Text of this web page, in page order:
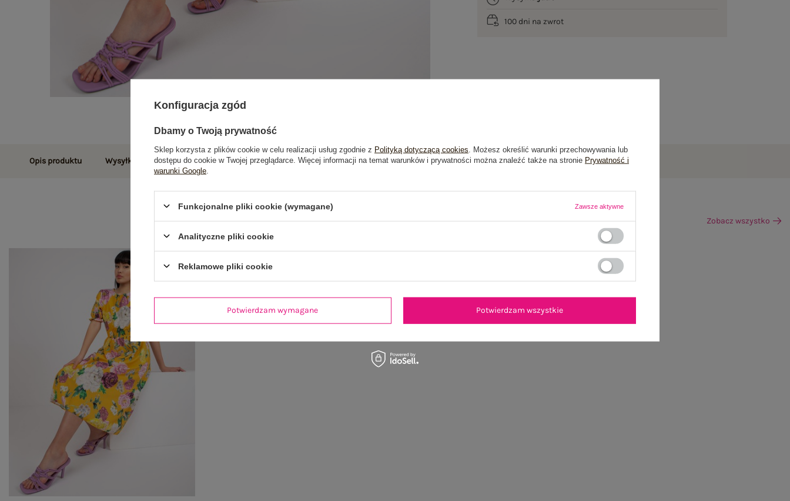
100 dni na zwrot
Opis produktu Wysyłka i dostawa Zwroty i reklamacje Opinie o produkcie(0)
Zobacz wszystko
Konfiguracja zgód
Dbamy o Twoją prywatność
Sklep korzysta z plików cookie w celu realizacji usług zgodnie z Polityką dotyczącą cookies . Możesz określić warunki przechowywania lub
dostępu do cookie w Twojej przeglądarce. Więcej informacji na temat warunków i prywatności można znaleźć także na stronie Prywatność i
warunki Google
Funkcjonalne pliki cookie (wymagane) Zawsze aktywne
Analityczne pliki cookie
Reklamowe pliki cookie
Potwierdzam wymagane Potwierdzam wszystkie